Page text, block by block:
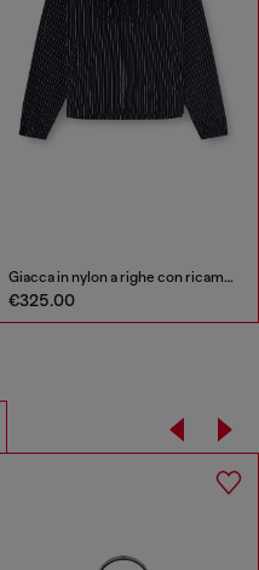
Giacca in nylon a righe con ricamo fenice
€325.00